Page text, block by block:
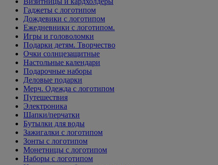
Гаджеты с логотипом
Дождевики с логотипом
Ежедневники с логотипом.
Игры и головоломки
Подарки детям. Творчество
Очки солнцезащитные
Настольные календари
Подарочные наборы
Деловые подарки
Мерч. Одежда с логотипом
Путешествия
Электроника
Шапки/перчатки
Бутылки для воды
Зажигалки с логотипом
Зонты с логотипом
Монетницы с логотипом
Наборы с логотипом